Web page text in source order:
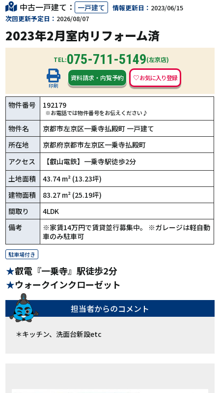
中古一戸建て： 一戸建て 情報更新日： 2023/06/15
次回更新予定日： 2026/08/07
2023年2月室内リフォーム済
TEL:075-711-5149(左京店)
印刷
資料請求 ・ 内覧予約
物件番号 192179
※お電話では物件番号をお伝えください♪
物件名
京都市左京区一乗寺払殿町 一戸建て
所在地
京都府京都市左京区一乗寺払殿町
アクセス
【叡山電鉄】一乗寺駅徒歩2分
土地面積
43.74 m² (13.23坪)
建物面積
83.27 m² (25.19坪)
間取り
4LDK
備考
※家賃14万円で賃貸並行募集中。 ※ガレージは軽自動
車のみ駐車可
駐車場付き
叡電『一乗寺』駅徒歩2分
ウォークインクローゼット
担当者からのコメント
＊キッチン、洗面台新設etc